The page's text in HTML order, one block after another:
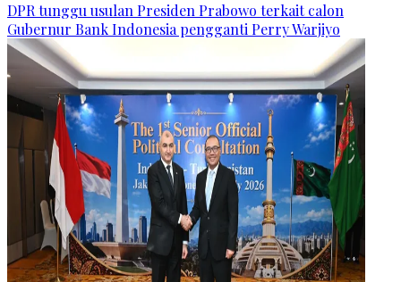
DPR tunggu usulan Presiden Prabowo terkait calon
Gubernur Bank Indonesia pengganti Perry Warjiyo